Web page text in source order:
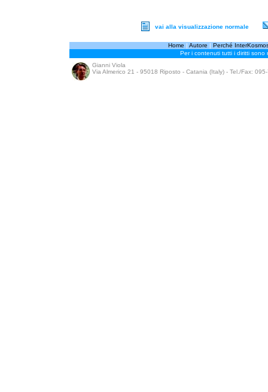
vai alla visualizzazione normale
Home | Autore | Perché
Per i contenuti tutti i diritti sono
Gianni Viola
Via Almerico 21 - 95018 Riposto - Catania (Italy) - Tel./Fax: